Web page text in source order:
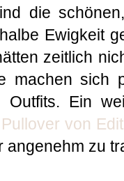
die
Ewigkeit
zeitlich
machen sich
Outfits. Ein
Pullover von
angenehm zu